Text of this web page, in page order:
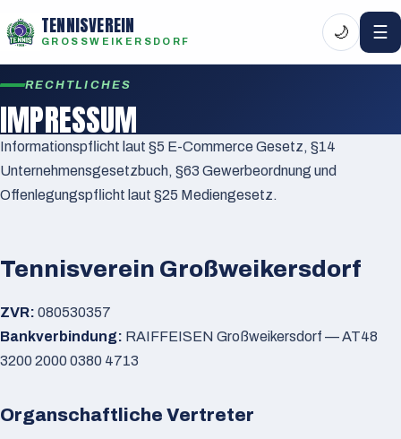
TENNISVEREIN
GROSSWEIKERSDORF
🌙 ☰
RECHTLICHES
IMPRESSUM
Informationspflicht laut §5 E-Commerce Gesetz, §14
Unternehmensgesetzbuch, §63 Gewerbeordnung und
Offenlegungspflicht laut §25 Mediengesetz.
Tennisverein Großweikersdorf
ZVR: 080530357
Bankverbindung: RAIFFEISEN Großweikersdorf — AT48
3200 2000 0380 4713
Organschaftliche Vertreter